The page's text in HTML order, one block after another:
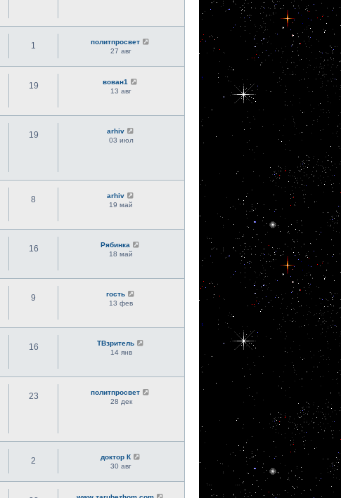
1
политпросвет
27 авг
19
вован1
13 авг
19
arhiv
03 июл
8
arhiv
19 май
16
Рябинка
18 май
9
гость
13 фев
16
ТВзритель
14 янв
23
политпросвет
28 дек
2
доктор К
30 авг